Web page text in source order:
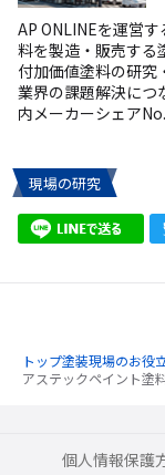
AP ONLINEを運営
料を製造・販売する
付加価値塗料の研究
業界の課題解決につ
内メーカーシェア
現場の研究
トップ塗装現場のお役
アステックペイント塗
個人情報保護